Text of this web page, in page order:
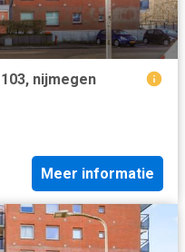
nijmegen
Meer informatie